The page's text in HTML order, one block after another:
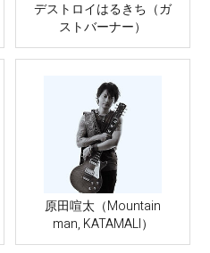
デストロイはるきち（ガ
ストバーナー）
原田喧太（Mountain
man, KATAMALI）